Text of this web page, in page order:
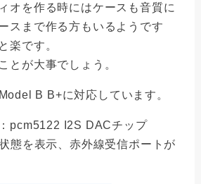
オを作る時にはケースも音質に
スまで作る方もいるようです
楽です。
とが大事でしょう。
B B+に対応しています。
pcm5122 I2S DACチップ
態を表示、赤外線受信ポートが